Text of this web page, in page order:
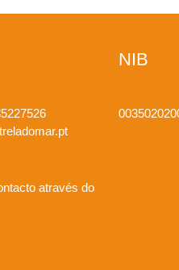
através do
NIB